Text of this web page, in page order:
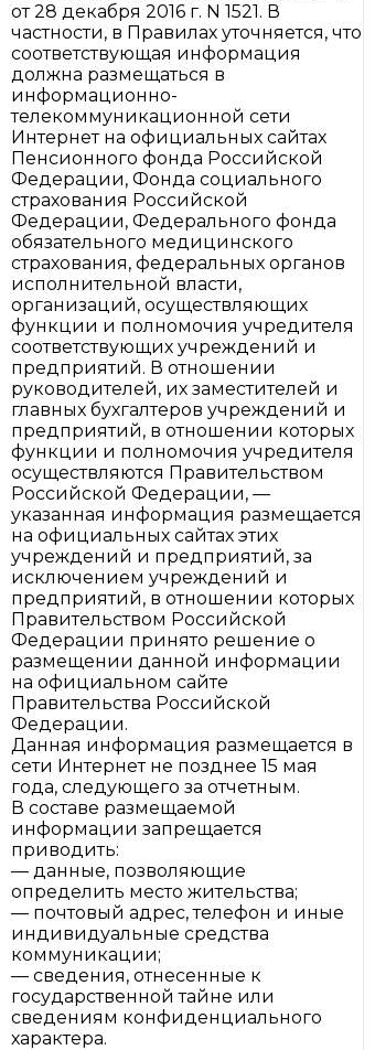
от 28 декабря 2016 г. N 1521. В
частности, в Правилах уточняется, что
соответствующая информация
должна размещаться в
информационно-
телекоммуникационной сети
Интернет на официальных сайтах
Пенсионного фонда Российской
Федерации, Фонда социального
страхования Российской
Федерации, Федерального фонда
обязательного медицинского
страхования, федеральных органов
исполнительной власти,
организаций, осуществляющих
функции и полномочия учредителя
соответствующих учреждений и
предприятий. В отношении
руководителей, их заместителей и
главных бухгалтеров учреждений и
предприятий, в отношении которых
функции и полномочия учредителя
осуществляются Правительством
Российской Федерации, —
указанная информация размещается
на официальных сайтах этих
учреждений и предприятий, за
исключением учреждений и
предприятий, в отношении которых
Правительством Российской
Федерации принято решение о
размещении данной информации
на официальном сайте
Правительства Российской
Федерации.
Данная информация размещается в
сети Интернет не позднее 15 мая
года, следующего за отчетным.
В составе размещаемой
информации запрещается
приводить:
— данные, позволяющие
определить место жительства;
— почтовый адрес, телефон и иные
индивидуальные средства
коммуникации;
— сведения, отнесенные к
государственной тайне или
сведениям конфиденциального
характера.